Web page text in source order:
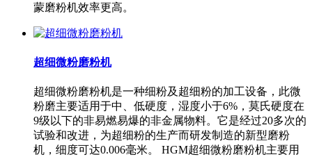
蒙磨粉机效率更高。
超细微粉磨粉机
超细微粉磨粉机是一种细粉及超细粉的加工设备，此微
粉磨主要适用于中、低硬度，湿度小于6%，莫氏硬度在
9级以下的非易燃易爆的非金属物料。它是经过20多次的
试验和改进，为超细粉的生产而研发制造的新型磨粉
机，细度可达0.006毫米。 HGM超细微粉磨粉机主要用